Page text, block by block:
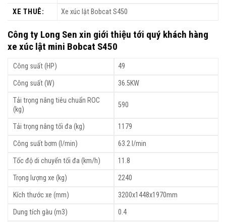
XE THUÊ:
Xe xúc lật Bobcat S450
Công ty Long Sen xin giới thiệu tới quý khách hàng
xe xúc lật mini Bobcat S450
Công suất (HP)
49
Công suất (W)
36.5KW
Tải trọng nâng tiêu chuẩn ROC
(kg)
590
Tải trọng nâng tối đa (kg)
1179
Công suất bơm (l/min)
63.2 l/min
Tốc độ di chuyển tối đa (km/h)
11.8
Trọng lượng xe (kg)
2240
Kích thước xe (mm)
3200x1448x1970mm
Dung tích gàu (m3)
0.4